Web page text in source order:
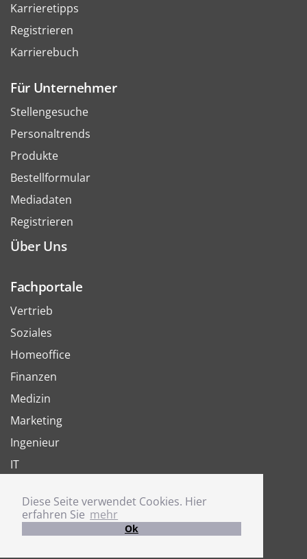
Diese Seite verwendet Cookies. Hier
erfahren Sie mehr
Ok
Karrieretipps
Registrieren
Karrierebuch
Für Unternehmer
Stellengesuche
Personaltrends
Produkte
Bestellformular
Mediadaten
Registrieren
Über Uns
Fachportale
Vertrieb
Soziales
Homeoffice
Finanzen
Medizin
Marketing
Ingenieur
IT
Joboter